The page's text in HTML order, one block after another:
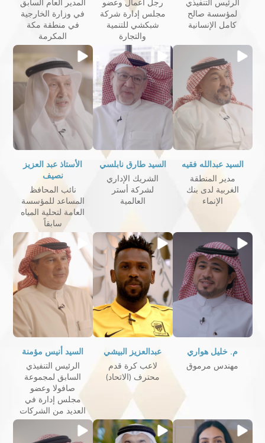
الرئيس التنفيذي
لمؤسسة صالح
كامل الإنسانية
رجل أعمال وعضو
مجلس إدارة شركة
شبكشي للتنمية
والتجارة
المدير العام السابق
في وزارة الخارجية
في منطقة مكة
المكرمة
السيد عبدالله فقيه
مدير المنطقة
الغربية لدى بنك
الإنماء
السيد طارق نابلسي
الشريك الإداري
لشركة أستر
العالمية
الأستاذ عبد العزيز
نصيف
نائب المحافظ
المساعد للمؤسسة
العامة لتحلية المياه
سابقاً
م. خليل هواري
مهندس مرموق
عبدالعزيز البيشي
لاعب كرة قدم
محترف (الاتحاد)
السيد أنيس مؤمنة
الرئيس التنفيذي
السابق لمجموعة
صافولا وعضو
مجلس إدارة في
العديد من الشركات